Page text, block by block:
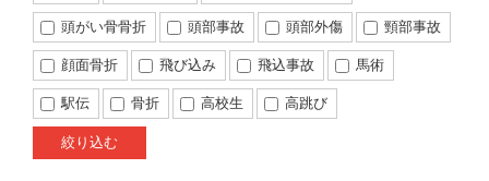
頭がい骨骨折
頭部事故 頭部外傷
頸部事故
顔面骨折
飛び込み 飛込事故
馬術
駅伝
骨折 高校生 高跳び